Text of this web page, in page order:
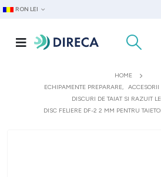
RON LEI
HOME
ECHIPAMENTE PREPARARE,
DISCURI DE TAIAT SI RAZUIT
DISC FELIERE DF-2 2 MM PENTRU